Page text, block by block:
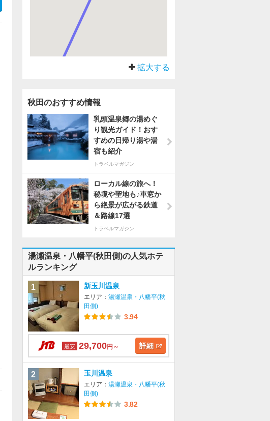
拡大する
秋田のおすすめ情報
乳頭温泉郷の湯めぐ
り観光ガイド！おす
すめの日帰り湯や湯
宿も紹介
トラベルマガジン
ローカル線の旅へ！
秘境や聖地も♪車窓か
ら絶景が広がる鉄道
＆路線17選
トラベルマガジン
湯瀬温泉・八幡平(秋田側)の人気ホテ
ルランキング
1 新玉川温泉
エリア： 湯瀬温泉・八幡平(秋
田側)
3.94
最安 29,700円～ 詳細
2 玉川温泉
エリア： 湯瀬温泉・八幡平(秋
田側)
3.82